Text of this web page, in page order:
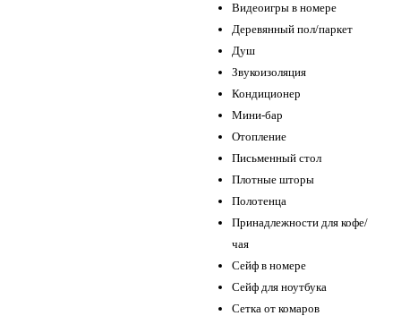
Видеоигры в номере
Деревянный пол/паркет
Душ
Звукоизоляция
Кондиционер
Мини-бар
Отопление
Письменный стол
Плотные шторы
Полотенца
Принадлежности для кофе/
чая
Сейф в номере
Сейф для ноутбука
Сетка от комаров